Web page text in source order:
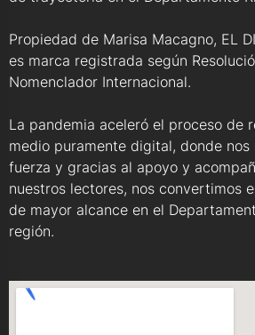
Propiedad de Marisa Macagno, EL
es marca registrada según
Nomenclador Internacional.
La pandemia aceleró el proceso de
medio puramente digital, donde nos
fuerza y gracias al apoyo y
nuestros lectores, nos convertimos
de mayor alcance en el
región.